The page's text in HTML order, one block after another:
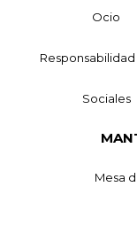
Ocio
Sociales
Mesa